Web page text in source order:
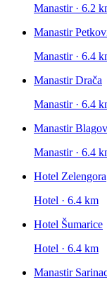
Manastir · 6.2
Manastir
Manastir · 6.4
Manastir Drača
Manastir · 6.4
Manastir
Manastir · 6.4
Hotel Zelengora
Hotel · 6.4 km
Hotel Šumarice
Hotel · 6.4 km
Manastir